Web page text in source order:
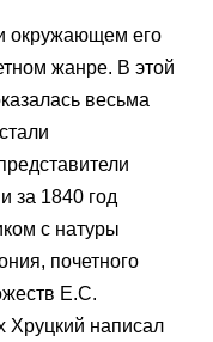
окружающем его
жанре. В этой
весьма
за 1840 год
с натуры
почетного
Е.С.
Хруцкий написал